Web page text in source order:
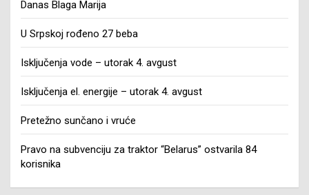
Danas Blaga Marija
U Srpskoj rođeno 27 beba
Isključenja vode – utorak 4. avgust
Isključenja el. energije – utorak 4. avgust
Pretežno sunčano i vruće
Pravo na subvenciju za traktor “Belarus” ostvarila 84
korisnika